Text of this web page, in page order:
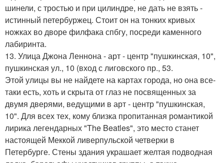
шинели, с тростью и при цилиндре, не дать не взять -
истинный петербуржец. Стоит он на тонких кривых
ножках во дворе филфака спбгу, посреди каменного
лабиринта.
13. Улица Джона Леннона - арт - центр "пушкинская, 10",
пушкинская ул., 10 (вход с лиговского пр., 53.
Этой улицы вы не найдете на картах города, но она все-
таки есть, хоть и скрыта от глаз не посвященных за
двумя дверями, ведущими в арт - центр "пушкинская,
10". Для всех тех, кому близка пропитанная романтикой
лирика легендарных "The Beatles", это место станет
настоящей Меккой ливерпульской четверки в
Петербурге. Стены здания украшает желтая подводная